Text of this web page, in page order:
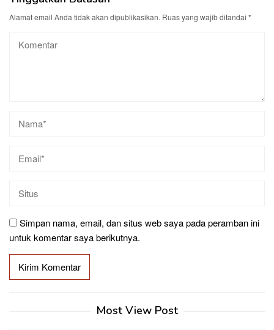
Alamat email Anda tidak akan dipublikasikan. Ruas yang wajib ditandai *
Simpan nama, email, dan situs web saya pada peramban ini
untuk komentar saya berikutnya.
Most View Post